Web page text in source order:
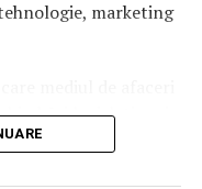
marketing
legislative și
PFA au intrat în